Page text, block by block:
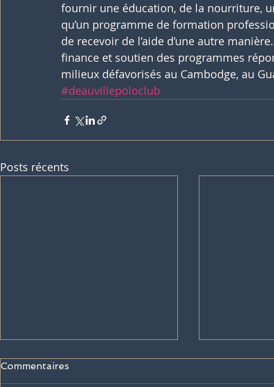
fournir une éducation, de la nourriture,
qu’un programme de formation
de recevoir de l’aide d’une autre
finance et soutien des programmes
milieux défavorisés au Cambodge, au
#deauvillepoloclub
Posts récents
Commentaires